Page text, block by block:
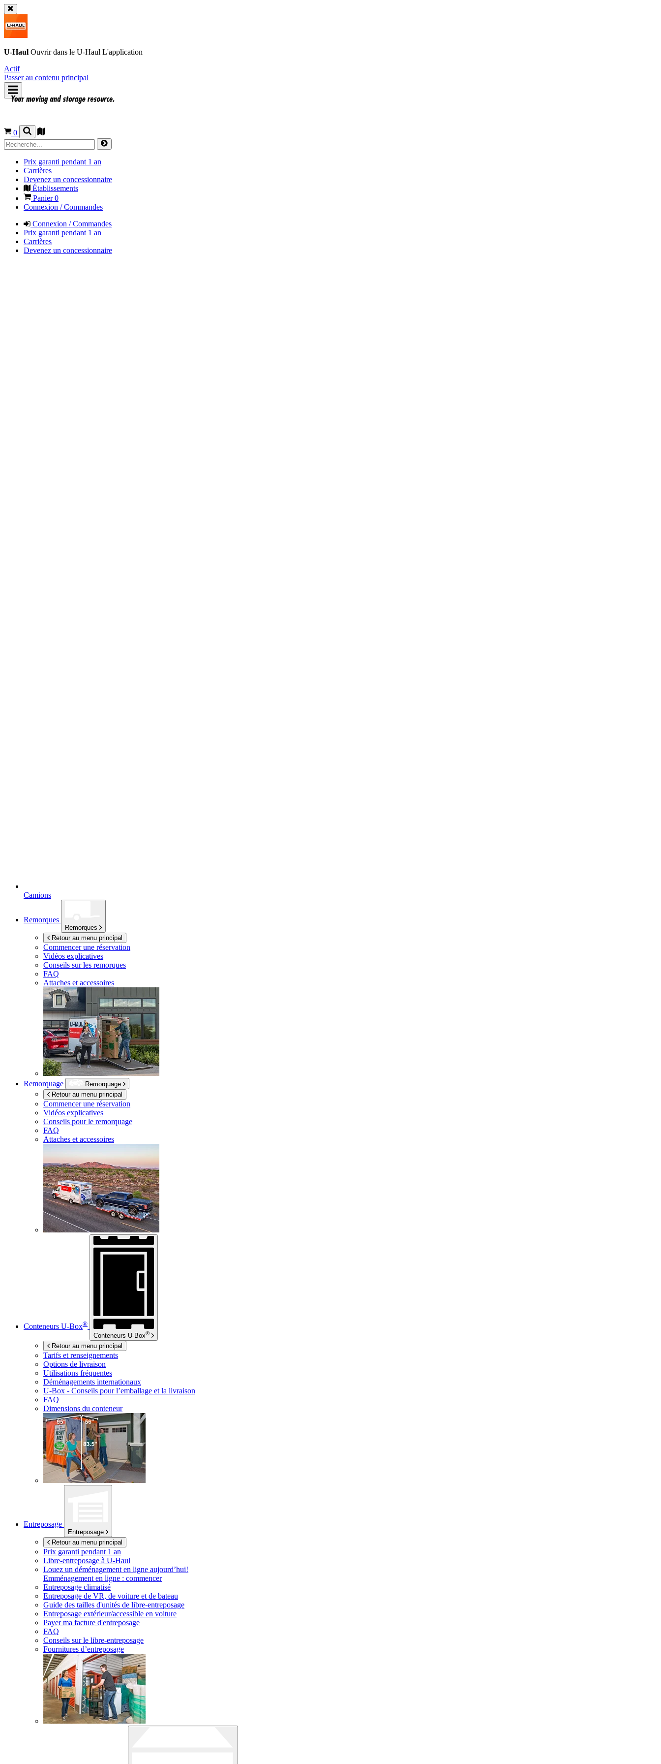
U-Haul Ouvrir dans le U-Haul L'application
Actif
Passer au contenu principal
0
Prix garanti pendant 1 an
Carrières
Devenez un concessionnaire
Établissements
Panier0
Connexion / Commandes
Connexion / Commandes
Prix garanti pendant 1 an
Carrières
Devenez un concessionnaire
Camions
Remorques
Remorques
Retour au menu principal
Commencer une réservation
Vidéos explicatives
Conseils sur les remorques
FAQ
Attaches et accessoires
Remorquage
Remorquage
Retour au menu principal
Commencer une réservation
Vidéos explicatives
Conseils pour le remorquage
FAQ
Attaches et accessoires
Conteneurs U-Box®
Conteneurs U-Box®
Retour au menu principal
Tarifs et renseignements
Options de livraison
Utilisations fréquentes
Déménagements internationaux
U-Box - Conseils pour l’emballage et la livraison
FAQ
Dimensions du conteneur
Entreposage
Entreposage
Retour au menu principal
Prix garanti pendant 1 an
Libre-entreposage à U-Haul
Louez un déménagement en ligne aujourd’hui!
Emménagement en ligne : commencer
Entreposage climatisé
Entreposage de VR, de voiture et de bateau
Guide des tailles d'unités de libre-entreposage
Entreposage extérieur/accessible en voiture
Payer ma facture d'entreposage
FAQ
Conseils sur le libre-entreposage
Fournitures d’entreposage